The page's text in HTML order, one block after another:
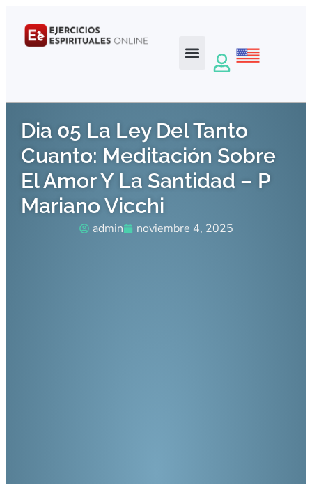
Dia 05 La Ley Del Tanto
Cuanto: Meditación Sobre
El Amor Y La Santidad – P
Mariano Vicchi
admin noviembre 4, 2025